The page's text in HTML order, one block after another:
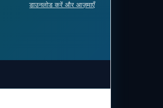
डाउनलोड करें और आज़माएँ